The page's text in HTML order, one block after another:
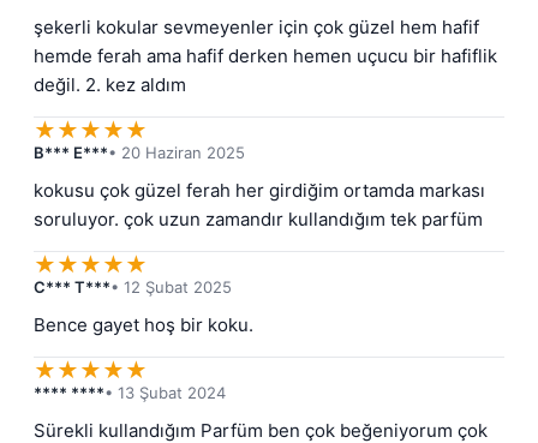
şekerli kokular sevmeyenler için çok güzel hem hafif
hemde ferah ama hafif derken hemen uçucu bir hafiflik
değil. 2. kez aldım
★★★★★
B*** E***• 20 Haziran 2025
kokusu çok güzel ferah her girdiğim ortamda markası
soruluyor. çok uzun zamandır kullandığım tek parfüm
★★★★★
C*** T***• 12 Şubat 2025
Bence gayet hoş bir koku.
★★★★★
**** ****• 13 Şubat 2024
Sürekli kullandığım Parfüm ben çok beğeniyorum çok